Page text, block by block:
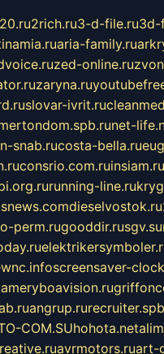
2rich.ru3-d-file.ru3d-
aria-family.ru
zed-online.ru
zaryna.ru
slovar-ivrit.ru
net-
snab.rucosta-bella.ru
consrio.com.ruinsiam.ru
running-line.ru
dieselvostok.ru
perm.rugooddir.rusgv.su
screensaver-
angrup.ru
COM.SUhohota.net
avrmotors.ruart-